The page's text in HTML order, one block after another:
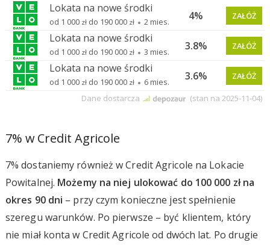
7% w Credit Agricole
7% dostaniemy również w Credit Agricole na Lokacie
Powitalnej. Możemy na niej ulokować do 100 000 zł na
okres 90 dni – przy czym konieczne jest spełnienie
szeregu warunków. Po pierwsze – być klientem, który
nie miał konta w Credit Agricole od dwóch lat. Po drugie